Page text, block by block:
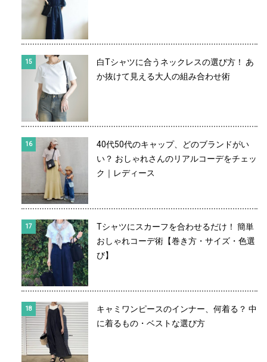
白Tシャツに合うネックレスの選び方！ あ
か抜けて見える大人の組み合わせ術
40代50代のキャップ、どのブランドがい
い？ おしゃれさんのリアルコーデをチェッ
ク｜レディース
Tシャツにスカーフを合わせるだけ！ 簡単
おしゃれコーデ術【巻き方・サイズ・色選
び】
キャミワンピースのインナー、何着る？ 中
に着るもの・ベストな選び方